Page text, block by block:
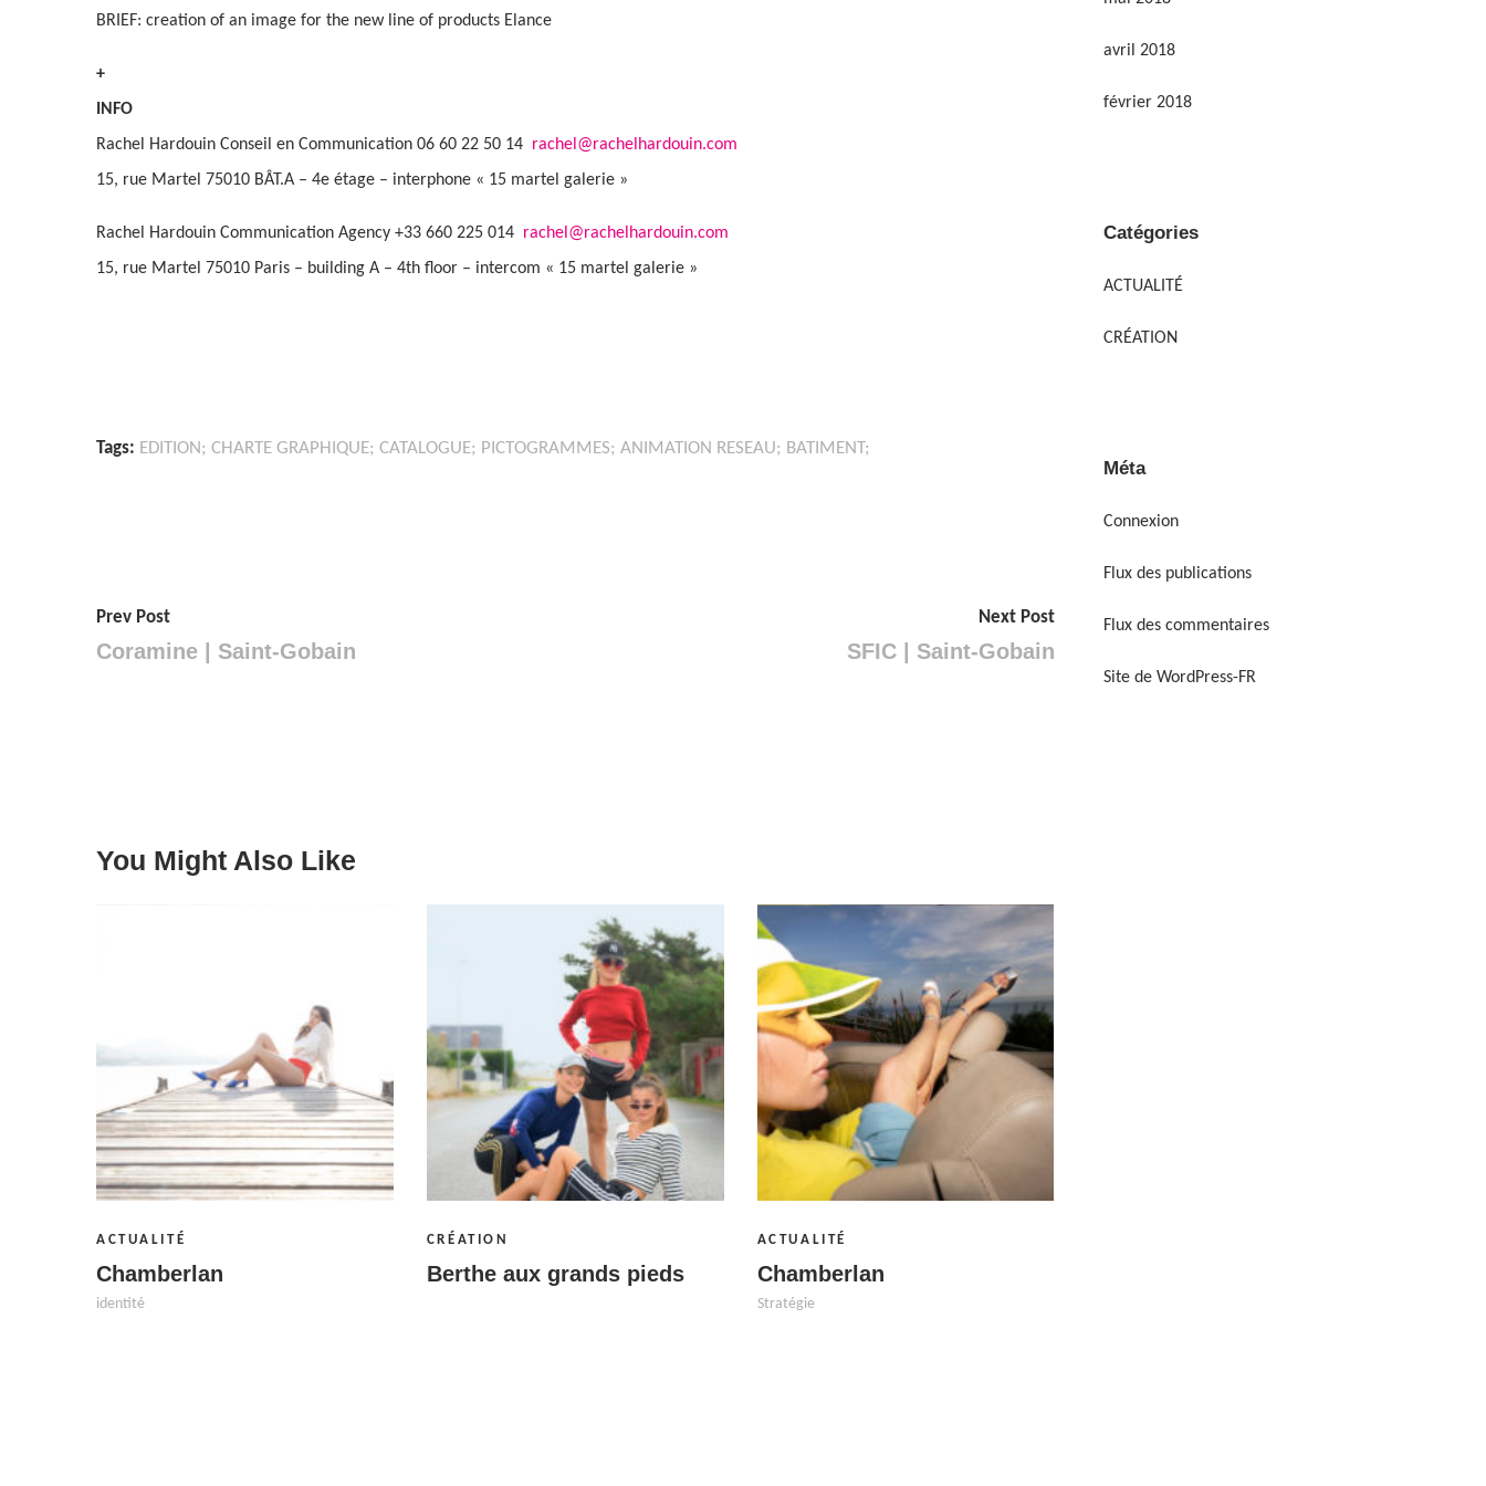
BRIEF: creation of an image for the new line of products Elance
+
INFO
Rachel Hardouin Conseil en Communication 06 60 22 50 14 rachel@rachelhardouin.com
15, rue Martel 75010 BÂT.A – 4e étage – interphone « 15 martel galerie »
Rachel Hardouin Communication Agency +33 660 225 014 rachel@rachelhardouin.com
15, rue Martel 75010 Paris – building A – 4th floor – intercom « 15 martel galerie »
Tags: EDITION; CHARTE GRAPHIQUE; CATALOGUE; PICTOGRAMMES; ANIMATION RESEAU; BATIMENT;
Prev Post
Coramine | Saint-Gobain
Next Post
SFIC | Saint-Gobain
You Might Also Like
ACTUALITÉ
Chamberlan
identité
CRÉATION
Berthe aux grands pieds
ACTUALITÉ
Chamberlan
Stratégie
avril 2018
février 2018
Catégories
ACTUALITÉ
CRÉATION
Méta
Connexion
Flux des publications
Flux des commentaires
Site de WordPress-FR